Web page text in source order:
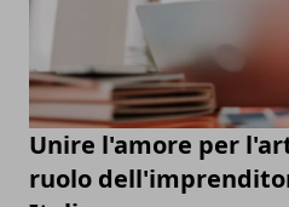
Unire l'amore per
ruolo